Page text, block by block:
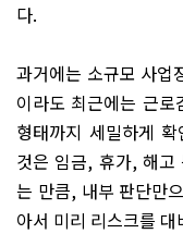
다.
과거에는 소규모 사업
이라도 최근에는 근
형태까지 세밀하게
것은 임금, 휴가, 해고
는 만큼, 내부 판단만
아서 미리 리스크를